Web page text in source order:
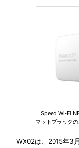
「Speed Wi-Fi
マットブラック
WX02は、2015年3